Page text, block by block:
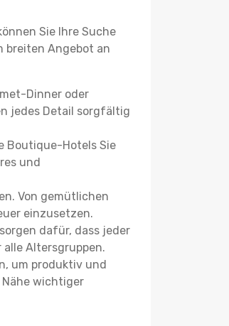
Sie Ihre Suche
breiten Angebot an
Dinner oder
jedes Detail sorgfältig
Boutique-Hotels Sie
und
Von gemütlichen
einzusetzen.
dafür, dass jeder
Altersgruppen.
um produktiv und
wichtiger